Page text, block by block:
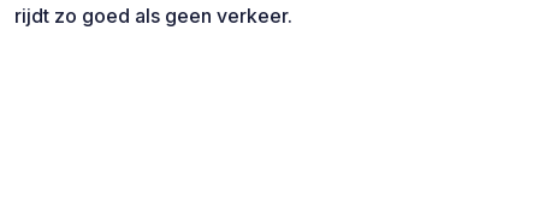
rijdt zo goed als geen verkeer.